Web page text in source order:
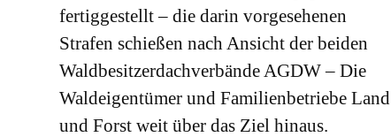
fertiggestellt – die darin vorgesehenen
Strafen schießen nach Ansicht der beiden
Waldbesitzerdachverbände AGDW – Die
Waldeigentümer und Familienbetriebe Land
und Forst weit über das Ziel hinaus.